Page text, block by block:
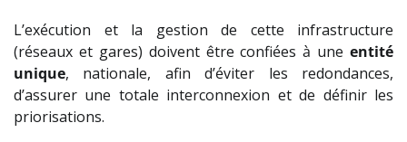
L’exécution et la gestion de cette infrastructure
(réseaux et gares) doivent être confiées à une entité
unique, nationale, afin d’éviter les redondances,
d’assurer une totale interconnexion et de définir les
priorisations.